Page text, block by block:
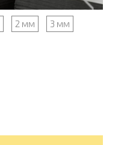
2 мм
3 мм